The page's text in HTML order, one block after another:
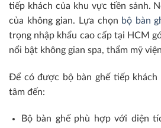
tiếp khách của khu vực tiền sảnh.
của không gian. Lựa chọn bộ bàn
trọng nhập khẩu cao cấp tại HCM
nổi bật không gian spa, thẩm mỹ
Để có được bộ bàn ghế tiếp khách
tâm đến:
Bộ bàn ghế phù hợp với diện